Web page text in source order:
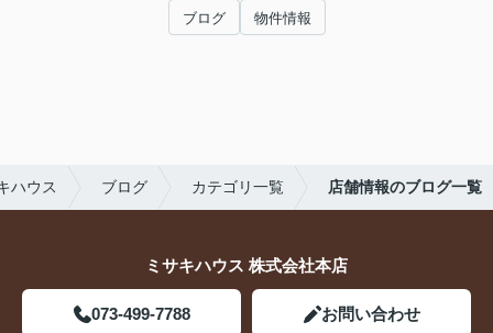
ブログ 物件情報
ハウス ブログ カテゴリ一覧 店舗情報のブログ一覧
ミサキハウス 株式会社本店
073-499-7788 お問い合わせ